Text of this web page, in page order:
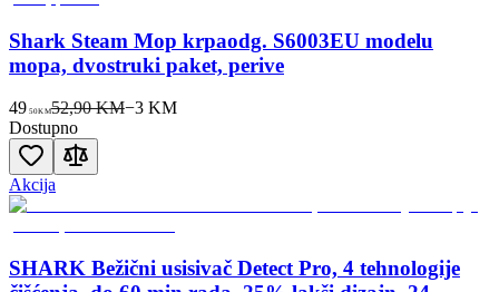
Shark Steam Mop krpaodg. S6003EU modelu
mopa, dvostruki paket, perive
49 50KM52,90 KM−3KM
Dostupno
Akcija
SHARK Bežični usisivač Detect Pro, 4 tehnologije